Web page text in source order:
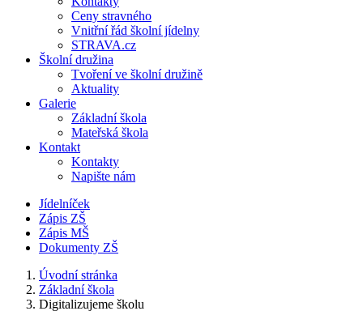
Ceny stravného
Vnitřní řád školní jídelny
STRAVA.cz
Školní družina
Tvoření ve školní družině
Aktuality
Galerie
Základní škola
Mateřská škola
Kontakt
Kontakty
Napište nám
Jídelníček
Zápis ZŠ
Zápis MŠ
Dokumenty ZŠ
Úvodní stránka
Základní škola
Digitalizujeme školu